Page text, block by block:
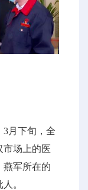
3月下旬，全
市场上的医
燕军所在的
。